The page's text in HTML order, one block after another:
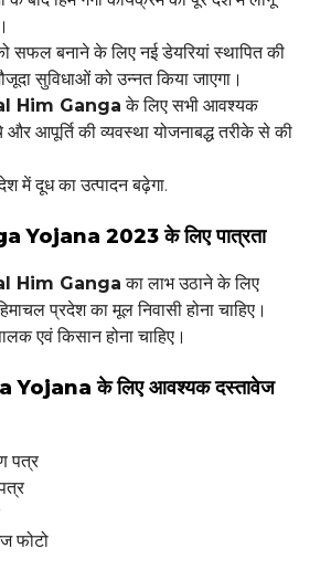
सफल बनाने के लिए नई डेयरियां स्थापित की
सुविधाओं को उन्नत किया जाएगा।
Him Ganga के लिए सभी आवश्यक
और आपूर्ति की व्यवस्था योजनाबद्ध तरीके से की
में दूध का उत्पादन बढ़ेगा.
Yojana 2023के लिए पात्रता
Him Ganga का लाभ उठाने के लिए
प्रदेश का मूल निवासी होना चाहिए।
एवं किसान होना चाहिए।
Yojanaके लिए आवश्यक दस्तावेज
पत्र
फोटो